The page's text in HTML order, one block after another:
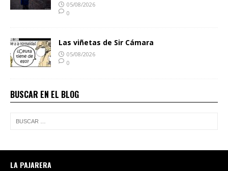
05/08/2026
0
Las viñetas de Sir Cámara
05/08/2026
0
BUSCAR EN EL BLOG
LA PAJARERA